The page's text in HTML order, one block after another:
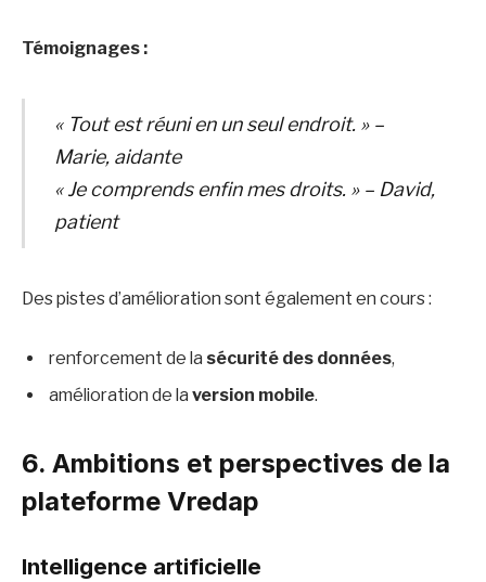
Témoignages :
« Tout est réuni en un seul endroit. » –
Marie, aidante
« Je comprends enfin mes droits. » – David,
patient
Des pistes d’amélioration sont également en cours :
renforcement de la sécurité des données,
amélioration de la version mobile.
6. Ambitions et perspectives de la
plateforme Vredap
Intelligence artificielle